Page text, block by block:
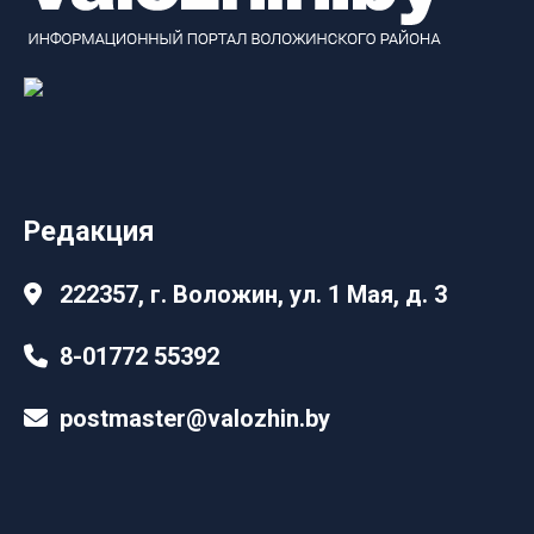
Редакция
222357, г. Воложин, ул. 1 Мая, д. 3
8-01772 55392
postmaster@valozhin.by